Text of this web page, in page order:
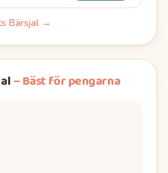
Bärsjal →
–Bäst för pengarna